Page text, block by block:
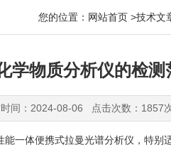
您的位置： 网站首页 >技术文
学物质分析仪的检测
时间：2024-08-06 点击次数：1857
能一体便携式拉曼光谱分析仪，特别